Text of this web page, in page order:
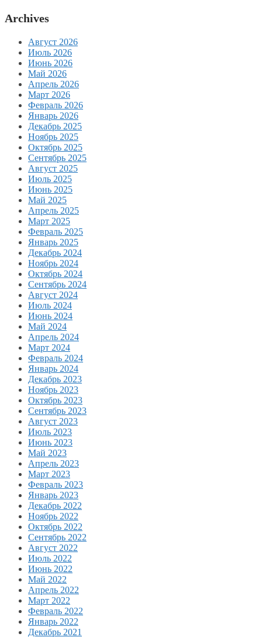
Archives
Август 2026
Июль 2026
Июнь 2026
Май 2026
Апрель 2026
Март 2026
Февраль 2026
Январь 2026
Декабрь 2025
Ноябрь 2025
Октябрь 2025
Сентябрь 2025
Август 2025
Июль 2025
Июнь 2025
Май 2025
Апрель 2025
Март 2025
Февраль 2025
Январь 2025
Декабрь 2024
Ноябрь 2024
Октябрь 2024
Сентябрь 2024
Август 2024
Июль 2024
Июнь 2024
Май 2024
Апрель 2024
Март 2024
Февраль 2024
Январь 2024
Декабрь 2023
Ноябрь 2023
Октябрь 2023
Сентябрь 2023
Август 2023
Июль 2023
Июнь 2023
Май 2023
Апрель 2023
Март 2023
Февраль 2023
Январь 2023
Декабрь 2022
Ноябрь 2022
Октябрь 2022
Сентябрь 2022
Август 2022
Июль 2022
Июнь 2022
Май 2022
Апрель 2022
Март 2022
Февраль 2022
Январь 2022
Декабрь 2021